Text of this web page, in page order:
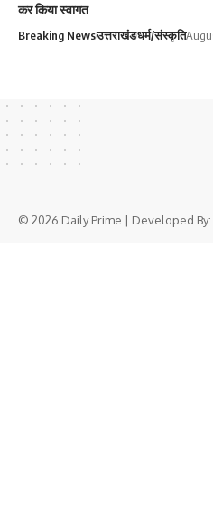
कर किया स्वागत
Breaking Newsउत्तराखंडधर्म/संस्कृति
© 2026 Daily Prime | Developed By: